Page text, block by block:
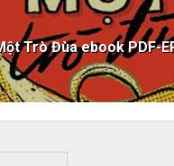
Trò Đùa ebook PDF-